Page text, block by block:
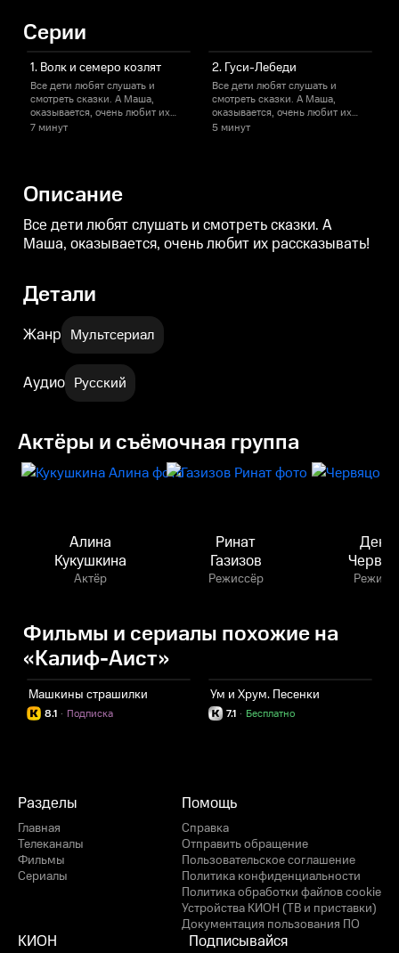
Серии
1. Волк и семеро козлят
Все дети любят слушать и
смотреть сказки. А Маша,
оказывается, очень любит их
рассказывать!
7 минут
2. Гуси-Лебеди
Все дети любят слушать и
смотреть сказки. А Маша,
оказывается, очень любит их
рассказывать!
5 минут
Описание
Все дети любят слушать и смотреть сказки. А
Маша, оказывается, очень любит их рассказывать!
Детали
Жанр Мультсериал
Аудио Русский
Актёры и съёмочная группа
Алина
Кукушкина
Актёр
Ринат
Газизов
Режиссёр
Фильмы и сериалы похожие на
«Калиф-Аист»
Машкины страшилки
8.1 Подписка
·
Ум и Хрум. Песенки
7.1 Бесплатно
·
Разделы
Главная
Телеканалы
Фильмы
Сериалы
Помощь
Справка
Отправить обращение
Пользовательское соглашение
Политика конфиденциальности
Политика обработки файлов cookie
Устройства КИОН (ТВ и приставки)
Документация пользования ПО
КИОН Подписывайся